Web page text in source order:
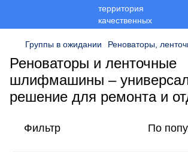
Группы в ожидании Реноваторы,
Реноваторы и ленточные
шлифмашины –
решение для ремонта и
Фильтр По